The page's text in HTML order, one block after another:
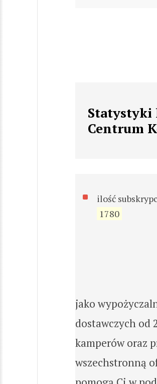
Statystyki
Centrum
ilość
1780
jako
dostawczych od
kamperów oraz
wszechstronną